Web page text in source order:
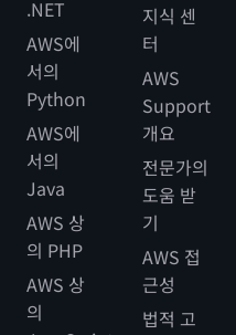
며 이제는 어려움 없이 성
없었다면 불가능했을 일
.NET
AWS에
서의
Python
AWS에
서의
Java
AWS 상
의 PHP
AWS 상
의
지식 센
터
AWS
Support
개요
전문가의
도움 받
기
AWS 접
근성
법적 고